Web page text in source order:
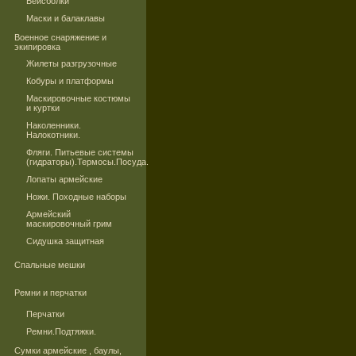
Маски и балаклавы
Военное снаряжение и
экипировка
Жилеты разгрузочные
Кобуры и платформы
Маскировочные костюмы
и куртки
Наколенники.
Налокотники.
Фляги. Питьевые системы
(гидраторы).Термосы.Посуда.
Лопаты армейские
Ножи. Походные наборы
Армейский
маскировочный грим
Сидушка защитная
Спальные мешки
Ремни и перчатки
Перчатки
Ремни.Подтяжки.
Сумки армейские , баулы,